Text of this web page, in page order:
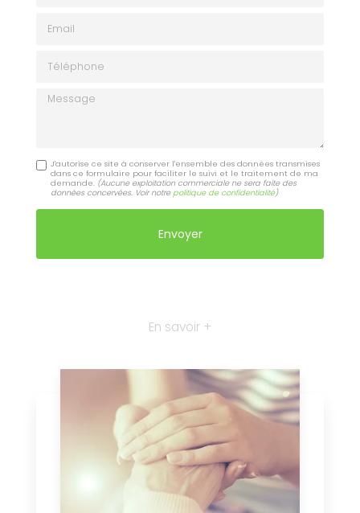
Message
J'autorise ce site à conserver l'ensemble des données transmises
dans ce formulaire pour faciliter le suivi et le traitement de ma
demande. (Aucune exploitation commerciale ne sera faite des
données concervées. Voir notre politique de confidentialité)
En savoir +